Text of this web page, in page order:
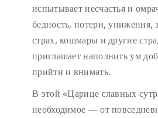
испытывает несчастья и
бедность, потери, унижения,
страх, кошмары и другие
приглашает наполнить ум
прийти и внимать.
В этой «Царице славных
необходимое — от